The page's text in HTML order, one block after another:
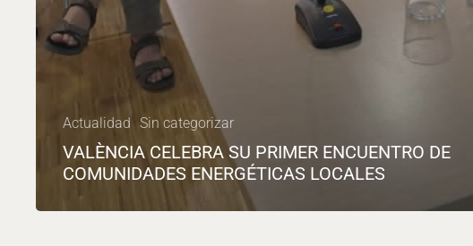
Actualidad Sin categorizar
VALÈNCIA CELEBRA SU PRIMER ENCUENTRO DE
COMUNIDADES ENERGÉTICAS LOCALES